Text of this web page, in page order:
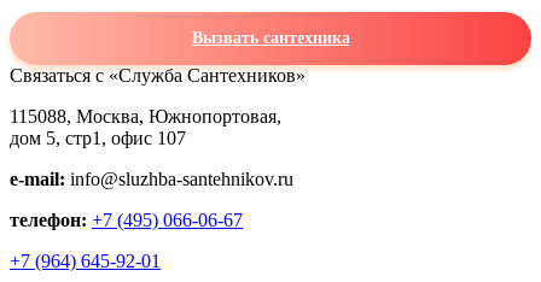
Вызвать сантехника
Связаться с «Служба Сантехников»
115088, Москва, Южнопортовая,
дом 5, стр1, офис 107
e-mail: info@sluzhba-santehnikov.ru
телефон: +7 (495) 066-06-67
+7 (964) 645-92-01